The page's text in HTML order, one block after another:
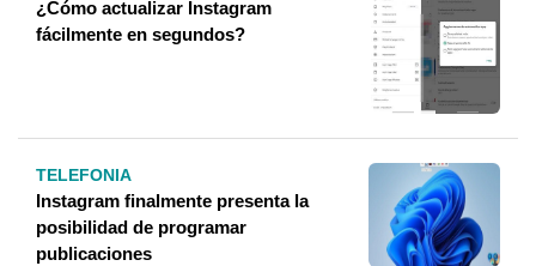
¿Cómo actualizar Instagram
fácilmente en segundos?
TELEFONIA
Instagram finalmente presenta la
posibilidad de programar
publicaciones